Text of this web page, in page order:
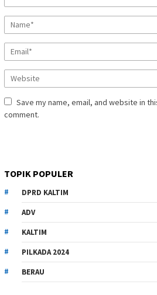
Save my name, email, and website in
comment.
TOPIK POPULER
DPRD KALTIM
ADV
KALTIM
PILKADA 2024
BERAU